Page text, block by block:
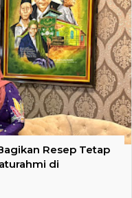
Resep Tetap
di